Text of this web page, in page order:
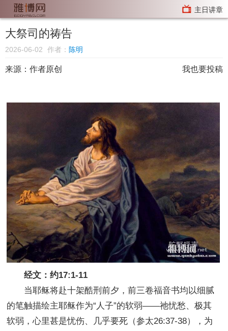
主日讲章
大祭司的祷告
2026-06-02 作者： 陈明
来源： 作者原创 我也要投稿
经文：约17:1-11
当耶稣将赴十架酷刑前夕，前三卷福音书均以细腻
的笔触描绘主耶稣作为“人子”的软弱——祂忧愁、极其
软弱，心里甚是忧伤、几乎要死（参太26:37-38），为